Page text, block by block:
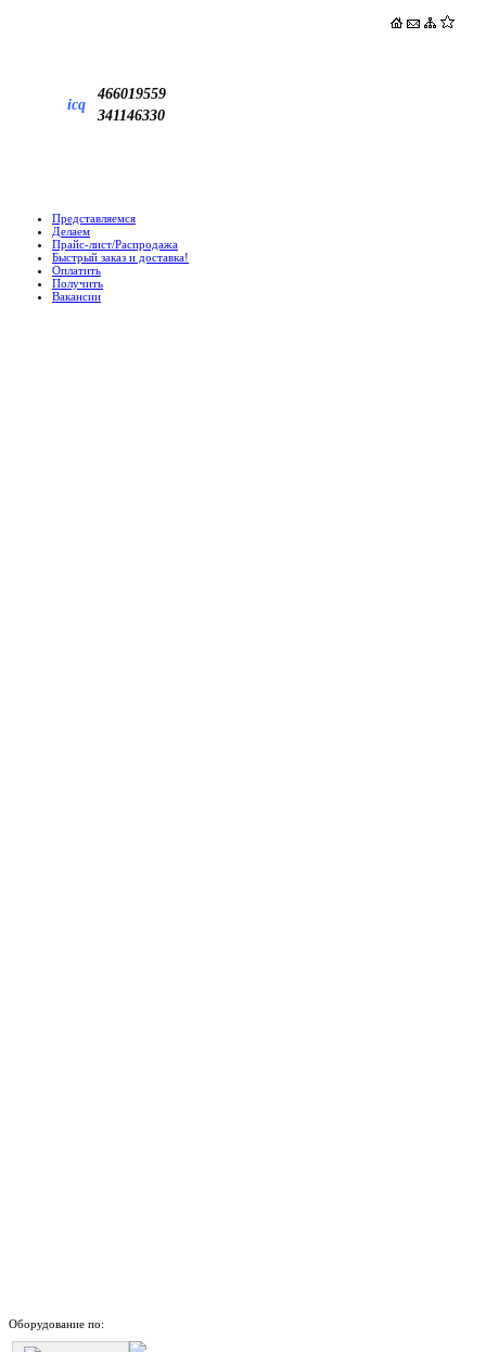
icq
466019559
341146330
Представляемся
Делаем
Прайс-лист/Распродажа
Быстрый заказ и доставка!
Оплатить
Получить
Вакансии
Оборудование по: